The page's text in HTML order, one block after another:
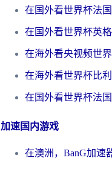
加速国内游戏